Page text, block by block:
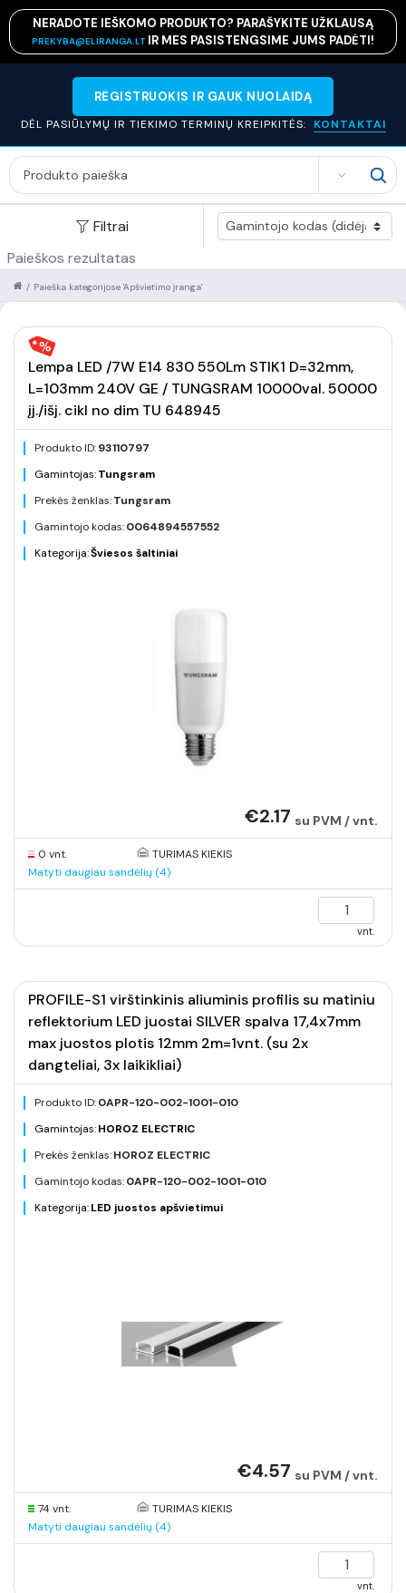
NERADOTE IEŠKOMO PRODUKTO? PARAŠYKITE UŽKLAUSĄ
PREKYBA@ELIRANGA.LT IR MES PASISTENGSIME JUMS PADĖTI!
REGISTRUOKIS IR GAUK NUOLAIDĄ
DĖL PASIŪLYMŲ IR TIEKIMO TERMINŲ KREIPKITĖS: KONTAKTAI
SEARCH
Filtrai
Paieškos rezultatas
Paieška kategorijose 'Apšvietimo įranga'
/
Lempa LED /7W E14 830 550Lm STIK1 D=32mm,
L=103mm 240V GE / TUNGSRAM 10000val. 50000
įj./išj. cikl no dim TU 648945
Produkto ID:93110797
Gamintojas:Tungsram
Prekės ženklas:Tungsram
Gamintojo kodas:0064894557552
Kategorija:Šviesos šaltiniai
€2.17 su PVM / vnt.
0 vnt.
TURIMAS KIEKIS
Matyti daugiau sandėlių (4)
vnt.
PROFILE-S1 virštinkinis aliuminis profilis su matiniu
reflektorium LED juostai SILVER spalva 17,4x7mm
max juostos plotis 12mm 2m=1vnt. (su 2x
dangteliai, 3x laikikliai)
Produkto ID:0APR-120-002-1001-010
Gamintojas:HOROZ ELECTRIC
Prekės ženklas:HOROZ ELECTRIC
Gamintojo kodas:0APR-120-002-1001-010
Kategorija:LED juostos apšvietimui
€4.57 su PVM / vnt.
74 vnt.
TURIMAS KIEKIS
Matyti daugiau sandėlių (4)
vnt.